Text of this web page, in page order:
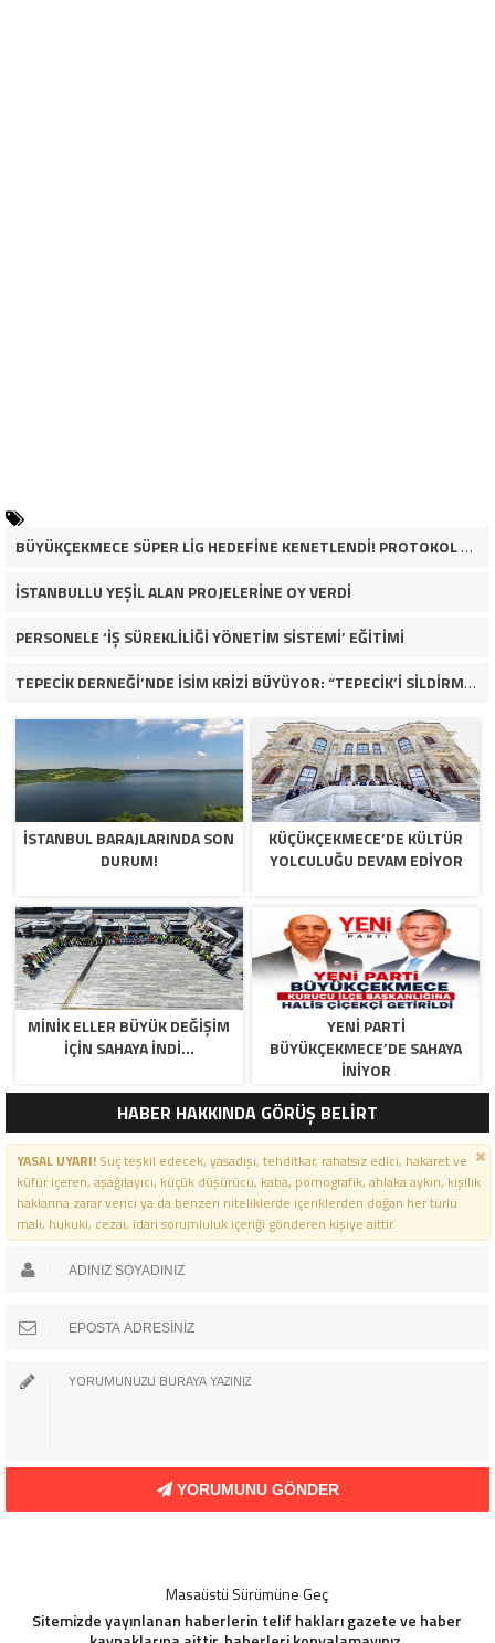
BÜYÜKÇEKMECE SÜPER LİG HEDEFİNE KENETLENDİ! PROTOKOL VE İŞ DÜNYASINDAN BASKETBOL TAKIMINA TAM DESTEK…
İSTANBULLU YEŞİL ALAN PROJELERİNE OY VERDİ
PERSONELE ‘İŞ SÜREKLİLİĞİ YÖNETİM SİSTEMİ’ EĞİTİMİ
TEPECİK DERNEĞİ’NDE İSİM KRİZİ BÜYÜYOR: “TEPECİK’İ SİLDİRMEYECEĞİZ”
İSTANBUL BARAJLARINDA SON
DURUM!
KÜÇÜKÇEKMECE’DE KÜLTÜR
YOLCULUĞU DEVAM EDİYOR
MİNİK ELLER BÜYÜK DEĞİŞİM
İÇİN SAHAYA İNDİ…
YENİ PARTİ
BÜYÜKÇEKMECE’DE SAHAYA
İNİYOR
HABER HAKKINDA GÖRÜŞ BELİRT
YASAL UYARI!Suç teşkil edecek, yasadışı, tehditkar, rahatsız edici, hakaret ve
küfür içeren, aşağılayıcı, küçük düşürücü, kaba, pornografik, ahlaka aykırı, kişilik
haklarına zarar verici ya da benzeri niteliklerde içeriklerden doğan her türlü
mali, hukuki, cezai, idari sorumluluk içeriği gönderen kişiye aittir.
YORUMUNU GÖNDER
Masaüstü Sürümüne Geç
Sitemizde yayınlanan haberlerin telif hakları gazete ve haber